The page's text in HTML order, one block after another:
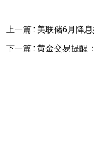
上一篇 : 美联储6月降
下一篇 : 黄金交易提醒